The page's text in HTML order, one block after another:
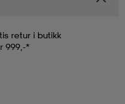
retur i butikk
999,-*